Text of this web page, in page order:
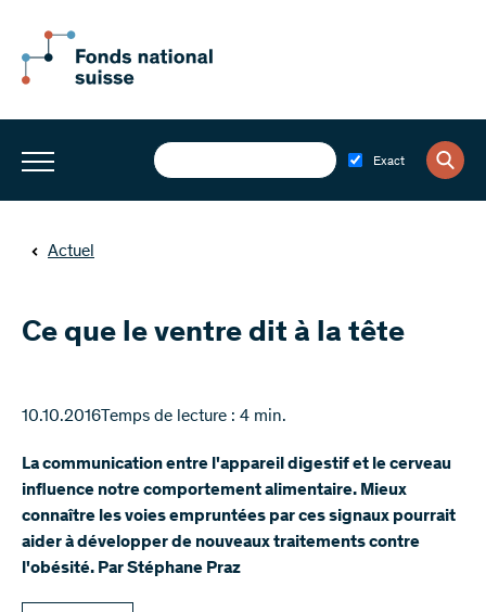
Exact
Actuel
Ce que le ventre dit à la tête
10.10.2016 Temps de lecture : 4 min.
La communication entre l'appareil digestif et le cerveau
influence notre comportement alimentaire. Mieux
connaître les voies empruntées par ces signaux pourrait
aider à développer de nouveaux traitements contre
l'obésité. Par Stéphane Praz